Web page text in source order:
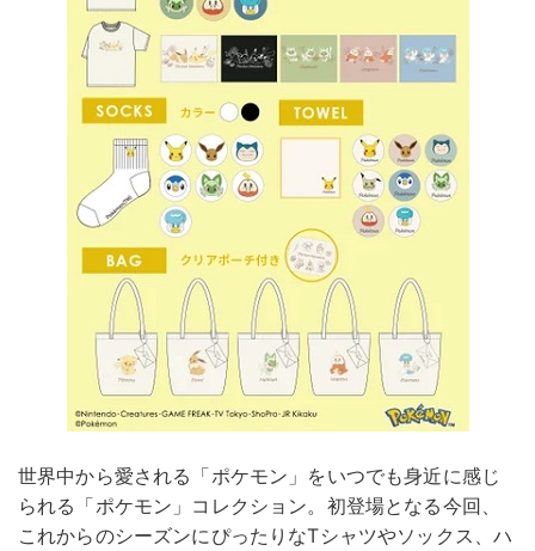
世界中から愛される「ポケモン」をいつでも身近に感じ
られる「ポケモン」コレクション。初登場となる今回、
これからのシーズンにぴったりなTシャツやソックス、ハ